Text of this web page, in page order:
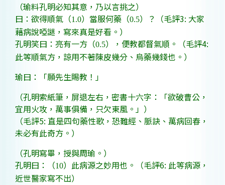
（瑜料孔明必知其意，乃以言挑之）
曰：欲得順氣（1.0）當服何藥（0.5）？ （毛評3: 大家
藉病說啞謎，寫來真是好看。）
孔明笑曰：亮有一方（0.5），便教都督氣順。 （毛評4:
此等順氣方，諒用不著陳皮幾分、烏藥幾錢也。）
瑜曰：「願先生賜教！」
（孔明索紙筆，屏退左右，密書十六字：「欲破曹公，
宜用火攻，萬事俱備，只欠東風。」）
（毛評5: 直是四句藥性歌，恐難經、脈訣、萬病回春，
未必有此奇方。）
（孔明寫畢，授與周瑜。）
孔明曰：（10）此病源之妙用也。 （毛評6: 此等病源，
近世醫家寫不出）